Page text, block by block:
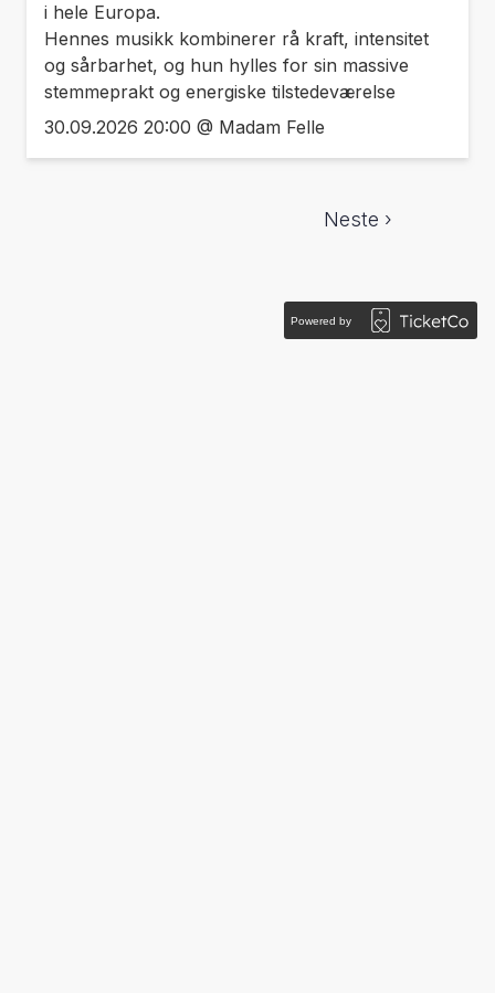
i hele Europa.
Hennes musikk kombinerer rå kraft, intensitet
og sårbarhet, og hun hylles for sin massive
stemmeprakt og energiske tilstedeværelse
30.09.2026 20:00 @ Madam Felle
Neste ›
Powered by